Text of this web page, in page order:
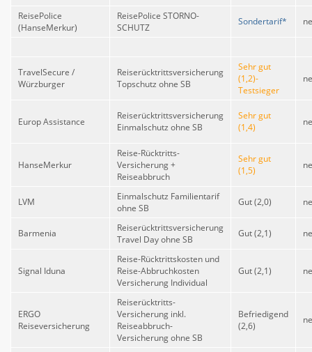
ReisePolice
(HanseMerkur)
ReisePolice STORNO-
SCHUTZ
Sondertarif*
TravelSecure /
Würzburger
Reiserücktrittsversicherung
Topschutz ohne SB
Sehr gut
(1,2)-
Testsieger
Europ Assistance
Reiserücktrittsversicherung
Einmalschutz ohne SB
Sehr gut
(1,4)
HanseMerkur
Reise-Rücktritts-
Versicherung +
Reiseabbruch
Sehr gut
(1,5)
LVM
Einmalschutz Familientarif
ohne SB
Gut (2,0)
Barmenia
Reiserücktrittsversicherung
Travel Day ohne SB
Gut (2,1)
Signal Iduna
Reise-Rücktrittskosten und
Reise-Abbruchkosten
Versicherung Individual
Gut (2,1)
ERGO
Reiseversicherung
Reiserücktritts-
Versicherung inkl.
Reiseabbruch-
Versicherung ohne SB
Befriedigend
(2,6)